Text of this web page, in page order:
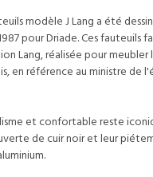
modèle J Lang a été
pour Driade. Ces fauteuils
Lang, réalisée pour meubler
en référence au ministre de
et confortable reste
de cuir noir et leur